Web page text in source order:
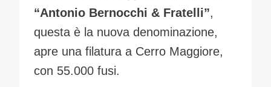
“Antonio Bernocchi & Fratelli”,
questa è la nuova denominazione,
apre una filatura a Cerro Maggiore,
con 55.000 fusi.